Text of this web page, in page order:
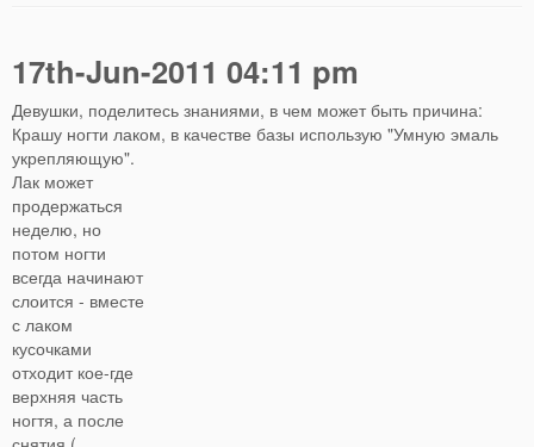
17th-Jun-2011 04:11 pm
Девушки, поделитесь знаниями, в чем может быть причина:
Крашу ногти лаком, в качестве базы использую "Умную эмаль
укрепляющую".
Лак может
продержаться
неделю, но
потом ногти
всегда начинают
слоится - вместе
с лаком
кусочками
отходит кое-где
верхняя часть
ногтя, а после